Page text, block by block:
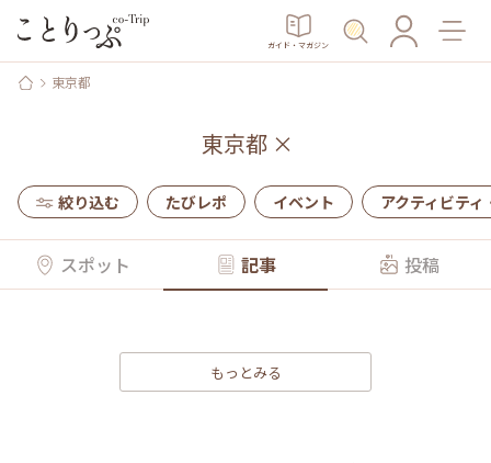
ガイド・マガジン
東京都
東京都 ×
絞り込む たびレポ イベント アクティビティ
スポット 記事 投稿
もっとみる